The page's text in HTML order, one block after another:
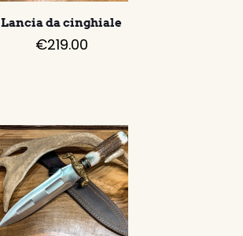
Lancia da cinghiale
€219.00